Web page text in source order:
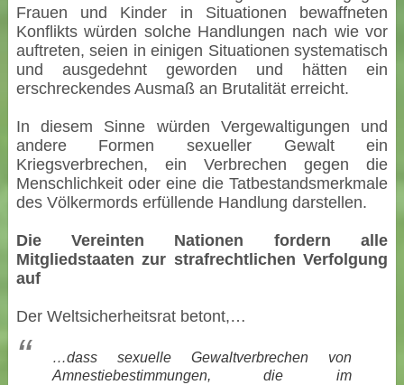
Frauen und Kinder in Situationen bewaffneten
Konflikts würden solche Handlungen nach wie vor
auftreten, seien in einigen Situationen systematisch
und ausgedehnt geworden und hätten ein
erschreckendes Ausmaß an Brutalität erreicht.
In diesem Sinne würden Vergewaltigungen und
andere Formen sexueller Gewalt ein
Kriegsverbrechen, ein Verbrechen gegen die
Menschlichkeit oder eine die Tatbestandsmerkmale
des Völkermords erfüllende Handlung darstellen.
Die Vereinten Nationen fordern alle
Mitgliedstaaten zur strafrechtlichen Verfolgung
auf
Der Weltsicherheitsrat betont,…
…dass sexuelle Gewaltverbrechen von
Amnestiebestimmungen, die im